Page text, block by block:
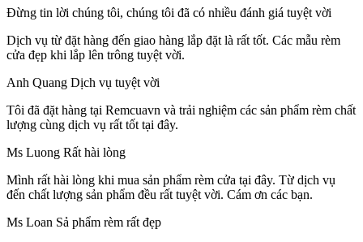
Đừng tin lời chúng tôi, chúng tôi đã có nhiều đánh giá tuyệt vời
Dịch vụ từ đặt hàng đến giao hàng lắp đặt là rất tốt. Các mẫu rèm
cửa đẹp khi lắp lên trông tuyệt vời.
Anh Quang Dịch vụ tuyệt vời
Tôi đã đặt hàng tại Remcuavn và trải nghiệm các sản phẩm rèm chất
lượng cùng dịch vụ rất tốt tại đây.
Ms Luong Rất hài lòng
Mình rất hài lòng khi mua sản phẩm rèm cửa tại đây. Từ dịch vụ
đến chất lượng sản phẩm đều rất tuyệt vời. Cám ơn các bạn.
Ms Loan Sả phẩm rèm rất đẹp